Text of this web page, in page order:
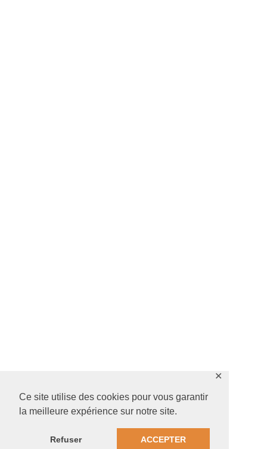
Ce site utilise des cookies pour vous garantir
la meilleure expérience sur notre site.
Refuser ACCEPTER
✕